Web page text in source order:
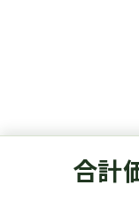
合計